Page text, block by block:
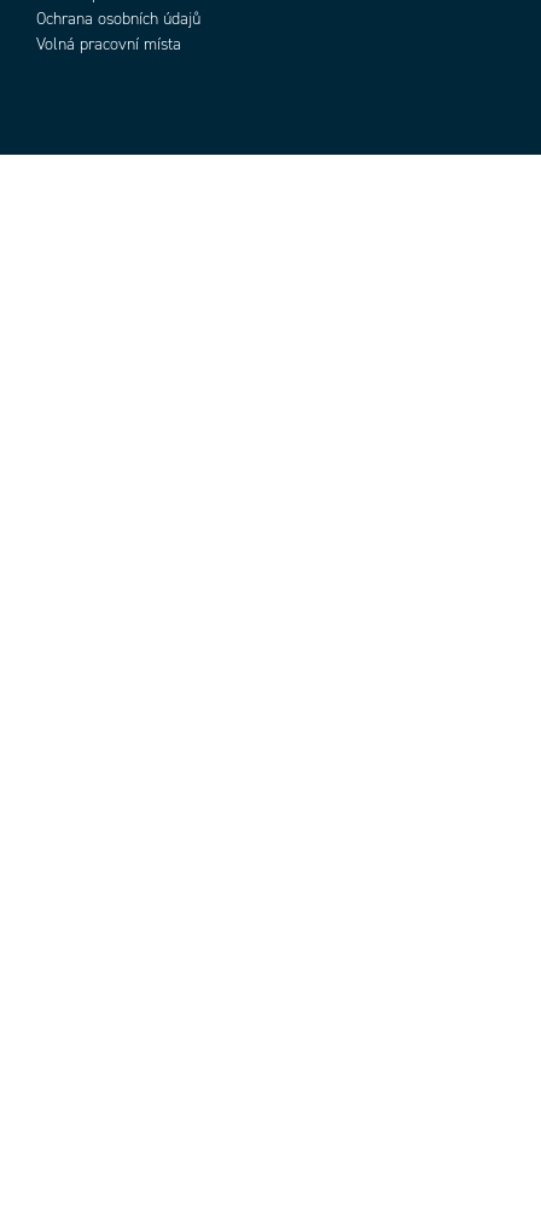
Ochrana osobních údajů
Volná pracovní místa